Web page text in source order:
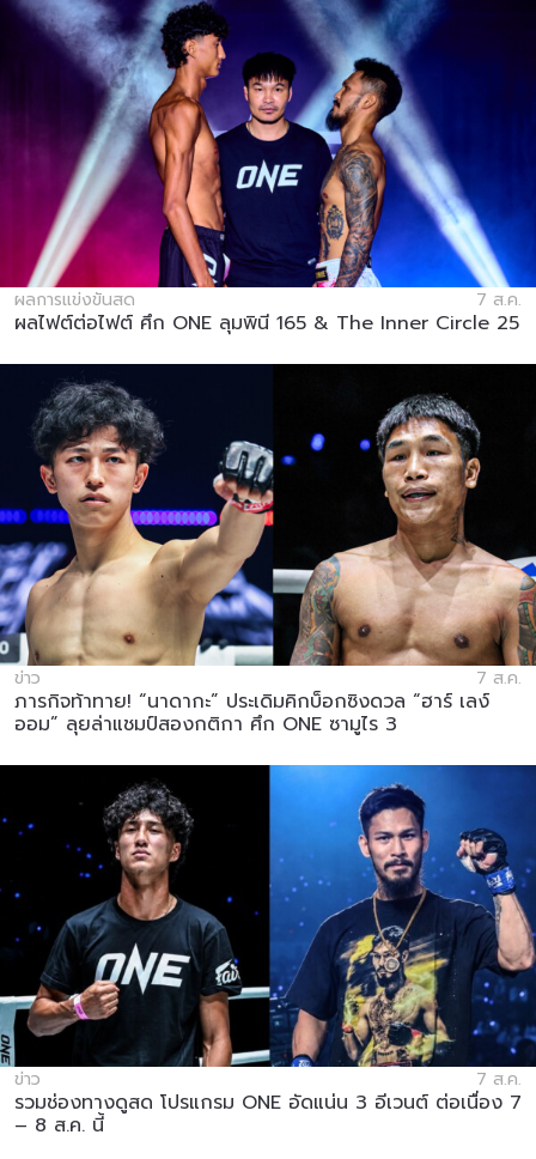
ผลการแข่งขันสด 7 ส.ค.
ผลไฟต์ต่อไฟต์ ศึก ONE ลุมพินี 165 & The Inner Circle 25
ข่าว 7 ส.ค.
ภารกิจท้าทาย! “นาดากะ” ประเดิมคิกบ็อกซิงดวล “ฮาร์ เลง์
ออม” ลุยล่าแชมป์สองกติกา ศึก ONE ซามูไร 3
ข่าว 7 ส.ค.
รวมช่องทางดูสด โปรแกรม ONE อัดแน่น 3 อีเวนต์ ต่อเนื่อง 7
– 8 ส.ค. นี้